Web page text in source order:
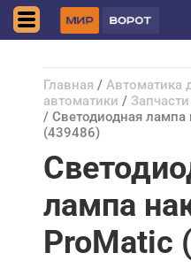
Главная / Автоматика
автоматики /
/ Светодиодная лампа
(439486)
лампа
ProMatic